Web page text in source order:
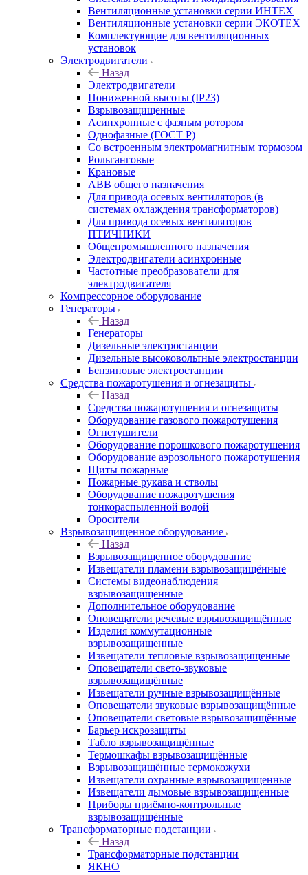
Вентиляционные установки серии ИНТЕХ
Вентиляционные установки серии ЭКОТЕХ
Комплектующие для вентиляционных
установок
Электродвигатели
Назад
Электродвигатели
Пониженной высоты (IP23)
Взрывозащищенные
Асинхронные с фазным ротором
Однофазные (ГОСТ Р)
Со встроенным электромагнитным тормозом
Рольганговые
Крановые
АВВ общего назначения
Для привода осевых вентиляторов (в
системах охлаждения трансформаторов)
Для привода осевых вентиляторов
ПТИЧНИКИ
Общепромышленного назначения
Электродвигатели асинхронные
Частотные преобразователи для
электродвигателя
Компрессорное оборудование
Генераторы
Назад
Генераторы
Дизельные электростанции
Дизельные высоковольтные электростанции
Бензиновые электростанции
Средства пожаротушения и огнезащиты
Назад
Средства пожаротушения и огнезащиты
Оборудование газового пожаротушения
Огнетушители
Оборудование порошкового пожаротушения
Оборудование аэрозольного пожаротушения
Щиты пожарные
Пожарные рукава и стволы
Оборудование пожаротушения
тонкораспыленной водой
Оросители
Взрывозащищенное оборудование
Назад
Взрывозащищенное оборудование
Извещатели пламени взрывозащищённые
Системы видеонаблюдения
взрывозащищенные
Дополнительное оборудование
Оповещатели речевые взрывозащищённые
Изделия коммутационные
взрывозащищенные
Извещатели тепловые взрывозащищенные
Оповещатели свето-звуковые
взрывозащищённые
Извещатели ручные взрывозащищённые
Оповещатели звуковые взрывозащищённые
Оповещатели световые взрывозащищённые
Барьер искрозащиты
Табло взрывозащищённые
Термошкафы взрывозащищённые
Взрывозащищённые термокожухи
Извещатели охранные взрывозащищенные
Извещатели дымовые взрывозащищенные
Приборы приёмно-контрольные
взрывозащищённые
Трансформаторные подстанции
Назад
Трансформаторные подстанции
ЯКНО